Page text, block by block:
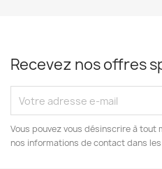
Recevez nos offres
Vous pouvez vous désinscrire à tout
nos informations de contact dans